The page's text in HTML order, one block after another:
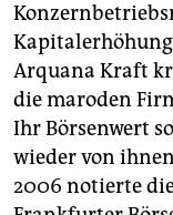
Arquana Kraft
die maroden
Ihr Börsenwert
wieder von
2006 notierte